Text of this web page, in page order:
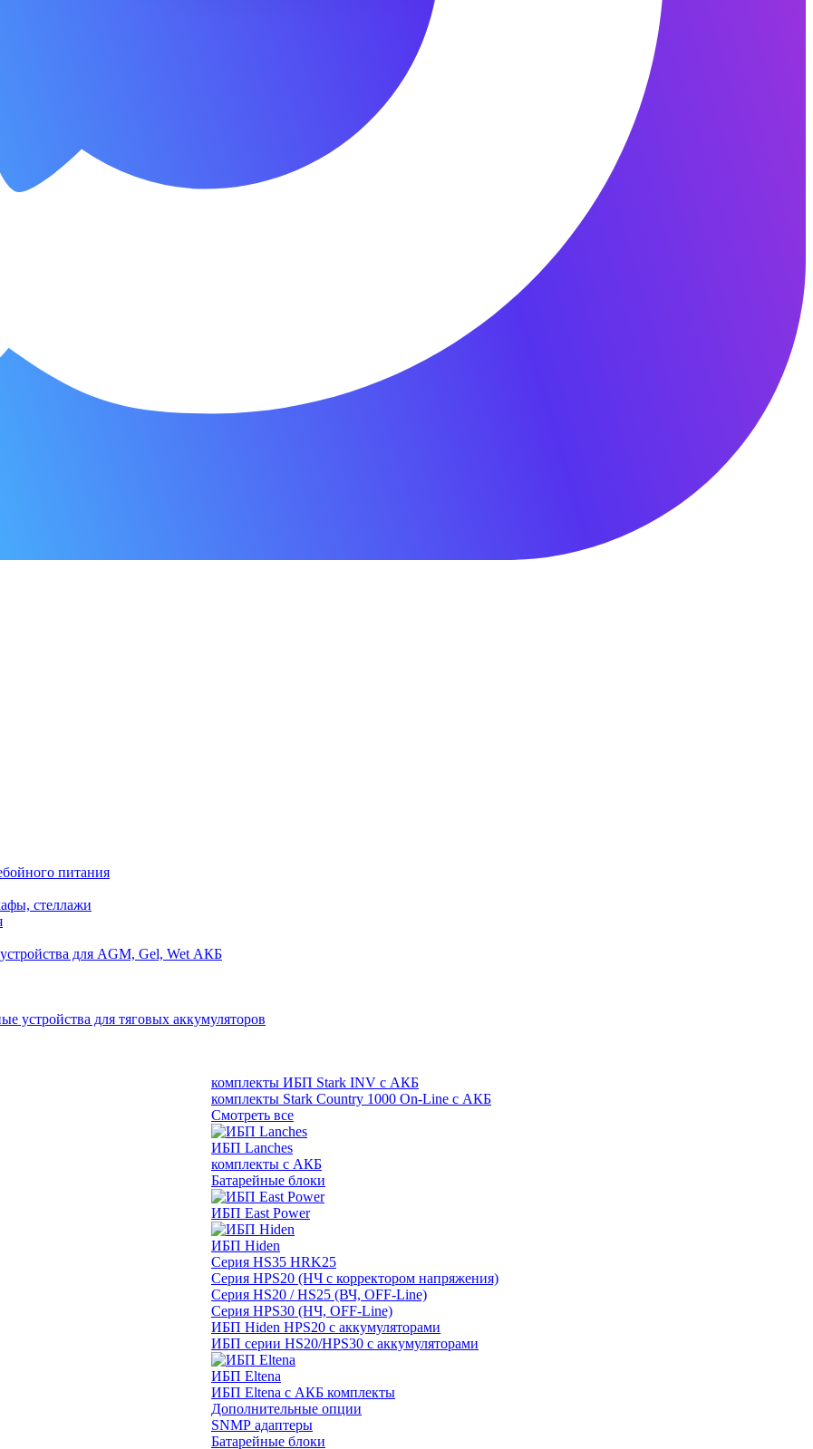
питания
стеллажи
для AGM, Gel, Wet АКБ
устройства для тяговых аккумуляторов
комплекты ИБП Stark INV с АКБ
комплекты Stark Country 1000 On-Line с АКБ
Смотреть все
ИБП Lanches
комплекты с АКБ
Батарейные блоки
ИБП East Power
ИБП Hiden
Серия HS35 HRK25
Серия HPS20 (НЧ с корректором напряжения)
Серия HS20 / HS25 (ВЧ, OFF-Line)
Серия HPS30 (НЧ, OFF-Line)
ИБП Hiden HPS20 с аккумуляторами
ИБП серии HS20/HPS30 с аккумуляторами
ИБП Eltena
ИБП Eltena с АКБ комплекты
Дополнительные опции
SNMP адаптеры
Батарейные блоки